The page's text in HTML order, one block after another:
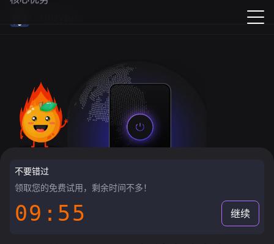
不要错过
领取您的免费试用，剩余时间不多！
09:55 继续